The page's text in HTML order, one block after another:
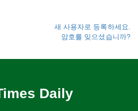
새 사용자로 등록하세요.
암호를 잊으셨습니까?
Daily